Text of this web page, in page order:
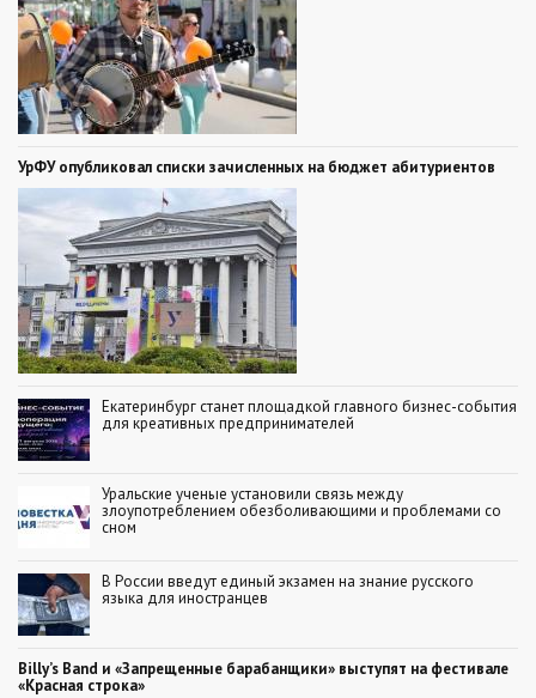
УрФУ опубликовал списки зачисленных на бюджет абитуриентов
Екатеринбург станет площадкой главного бизнес-события
для креативных предпринимателей
Уральские ученые установили связь между
злоупотреблением обезболивающими и проблемами со
сном
В России введут единый экзамен на знание русского
языка для иностранцев
Billy’s Band и «Запрещенные барабанщики» выступят на фестивале
«Красная строка»